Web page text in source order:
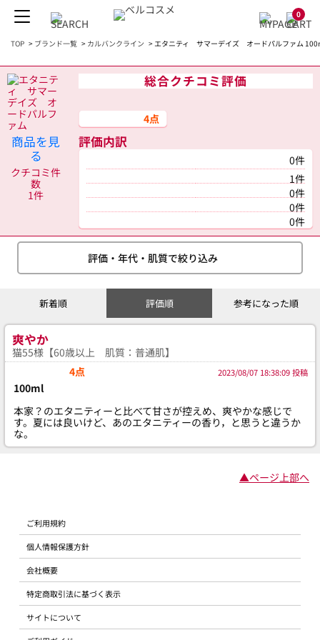
0
TOP > ブランド一覧 > カルバンクライン > エタニティ サマーデイズ オードパルファム
商品を見
る
クチコミ件
数
1件
総合クチコミ評価
4点
評価内訳
0件
1件
0件
0件
0件
評価・年代・肌質で絞り込み
新着順 評価順 参考になった順
爽やか
猫55様【60歳以上 肌質：普通肌】
4点
2023/08/07 18:38:09 投稿
100ml
本家？のエタニティーと比べて甘さが控えめ、爽やかな感じで
す。夏には良いけど、あのエタニティーの香り，と思うと違うか
な。
▲ページ上部へ
ご利用規約
個人情報保護方針
会社概要
特定商取引法に基づく表示
サイトについて